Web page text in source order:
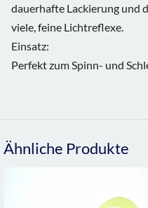
dauerhafte Lackierung und
viele, feine Lichtreflexe.
Einsatz:
Perfekt zum Spinn- und
Ähnliche Produkte